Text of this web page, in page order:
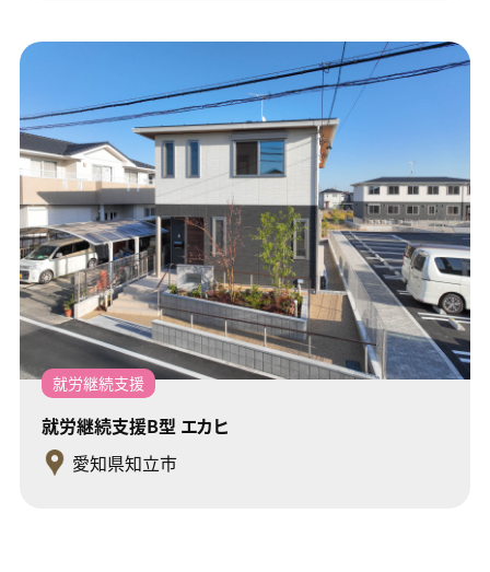
就労継続支援
就労継続支援B型 エカヒ
愛知県知立市